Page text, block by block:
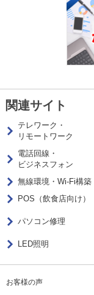
関連サイト
テレワーク・
リモートワーク
電話回線・
ビジネスフォン
無線環境・Wi-Fi構築
POS（飲食店向け）
パソコン修理
LED照明
お客様の声